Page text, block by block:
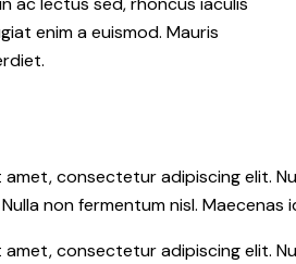
enim a euismod. Mauris
consectetur adipiscing elit.
non fermentum nisl.
consectetur adipiscing elit.